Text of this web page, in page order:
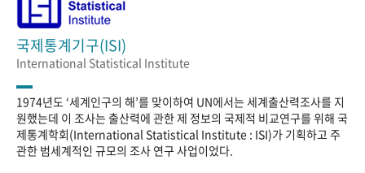
국제통계기구(ISI)
International Statistical Institute
1974년도 ‘세계인구의 해’를 맞이하여 UN에서는 세계출산력조사를 지
원했는데 이 조사는 출산력에 관한 제 정보의 국제적 비교연구를 위해 국
제통계학회(International Statistical Institute : ISI)가 기획하고 주
관한 범세계적인 규모의 조사 연구 사업이었다.